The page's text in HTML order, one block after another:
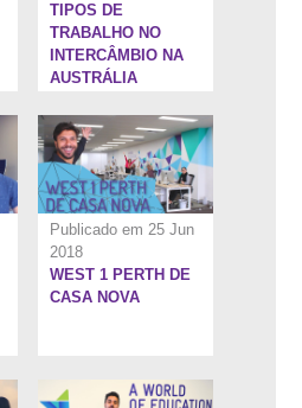
TIPOS DE
TRABALHO NO
INTERCÂMBIO NA
AUSTRÁLIA
Publicado em 25 Jun
2018
2:37''
WEST 1 PERTH DE
CASA NOVA